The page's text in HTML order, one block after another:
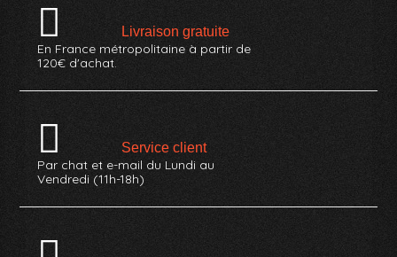
Livraison gratuite
En France métropolitaine à partir de
120€ d'achat.
Service client
Par chat et e-mail du Lundi au
Vendredi (11h-18h)